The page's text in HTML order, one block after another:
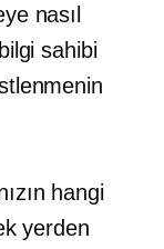
nasıl
sahibi
hangi
yerden